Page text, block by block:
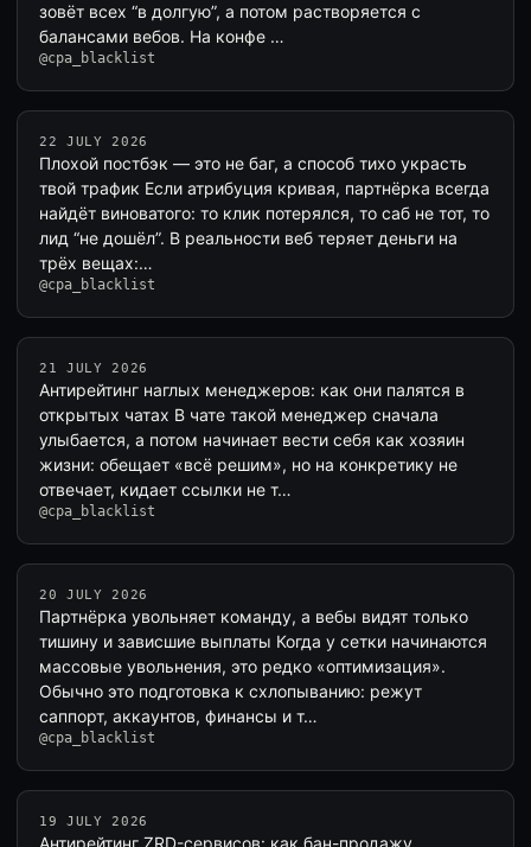
зовёт всех “в долгую”, а потом растворяется с
балансами вебов. На конфе …
@cpa_blacklist
22 JULY 2026
Плохой постбэк — это не баг, а способ тихо украсть
твой трафик Если атрибуция кривая, партнёрка всегда
найдёт виноватого: то клик потерялся, то саб не тот, то
лид “не дошёл”. В реальности веб теряет деньги на
трёх вещах:…
@cpa_blacklist
21 JULY 2026
Антирейтинг наглых менеджеров: как они палятся в
открытых чатах В чате такой менеджер сначала
улыбается, а потом начинает вести себя как хозяин
жизни: обещает «всё решим», но на конкретику не
отвечает, кидает ссылки не т…
@cpa_blacklist
20 JULY 2026
Партнёрка увольняет команду, а вебы видят только
тишину и зависшие выплаты Когда у сетки начинаются
массовые увольнения, это редко «оптимизация».
Обычно это подготовка к схлопыванию: режут
саппорт, аккаунтов, финансы и т…
@cpa_blacklist
19 JULY 2026
Антирейтинг ZRD-сервисов: как бан-продажу